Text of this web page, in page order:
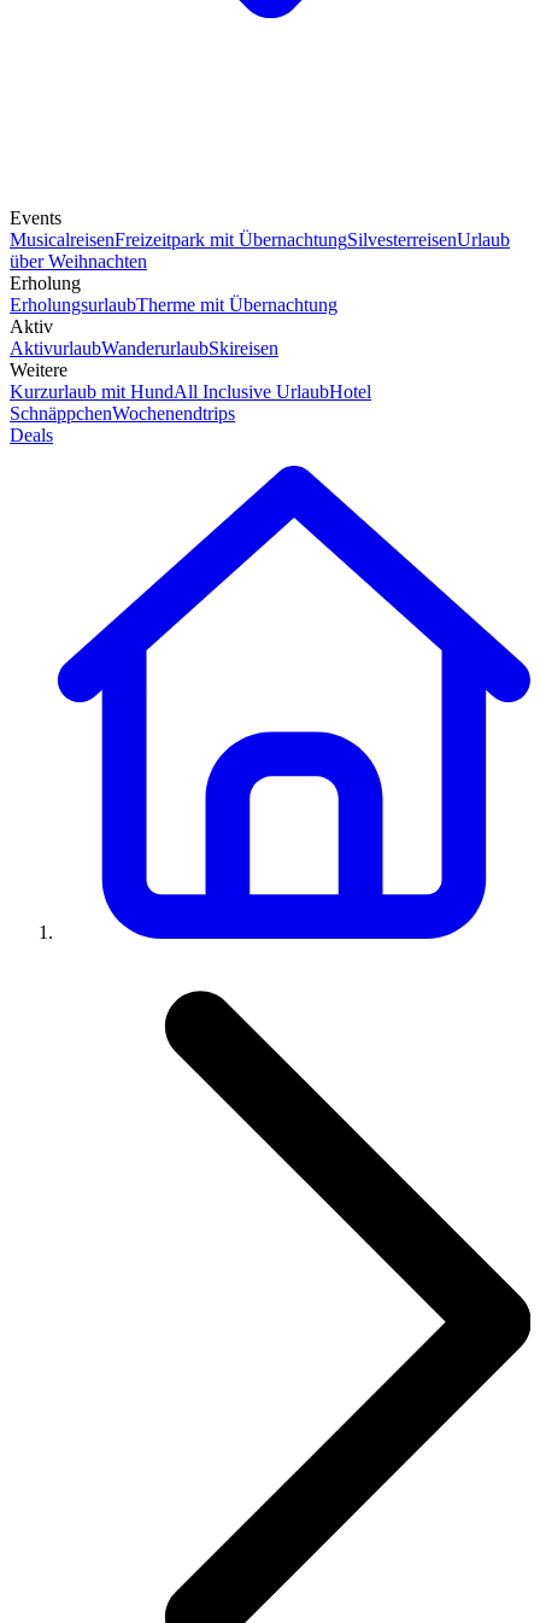
Events
MusicalreisenFreizeitpark mit ÜbernachtungSilvesterreisenUrlaub
über Weihnachten
Erholung
ErholungsurlaubTherme mit Übernachtung
Aktiv
AktivurlaubWanderurlaubSkireisen
Weitere
Kurzurlaub mit HundAll Inclusive UrlaubHotel
SchnäppchenWochenendtrips
Deals